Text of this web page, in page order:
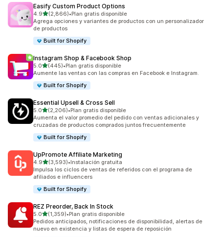
Easify Custom Product Options
4.9de 5 estrellas
(2,866)
2866 reseñas en total
•Plan gratis disponible
Agrega opciones y variantes de productos con un personalizador
de productos
Built for Shopify
Instagram Shop & Facebook Shop
5.0de 5 estrellas
(445)
445 reseñas en total
•Plan gratis disponible
Aumente las ventas con las compras en Facebook e Instagram.
Built for Shopify
Essential Upsell & Cross Sell
5.0de 5 estrellas
(2,206)
2206 reseñas en total
•Plan gratis disponible
Aumenta el valor promedio del pedido con ventas adicionales y
cruzadas de productos comprados juntos frecuentemente
Built for Shopify
UpPromote Affiliate Marketing
4.9de 5 estrellas
(3,593)
3593 reseñas en total
•Instalación gratuita
Impulsa los ciclos de ventas de referidos con el programa de
afiliados e influencers
Built for Shopify
REZ Preorder, Back In Stock
5.0de 5 estrellas
(1,359)
1359 reseñas en total
•Plan gratis disponible
Pedidos anticipados, notificaciones de disponibilidad, alertas de
nuevo en existencia y listas de espera de reposición